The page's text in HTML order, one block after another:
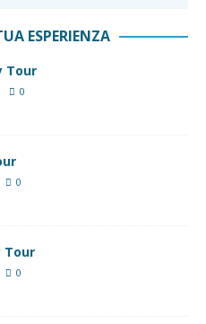
ESPERIENZA
Tour
0
0
Tour
0